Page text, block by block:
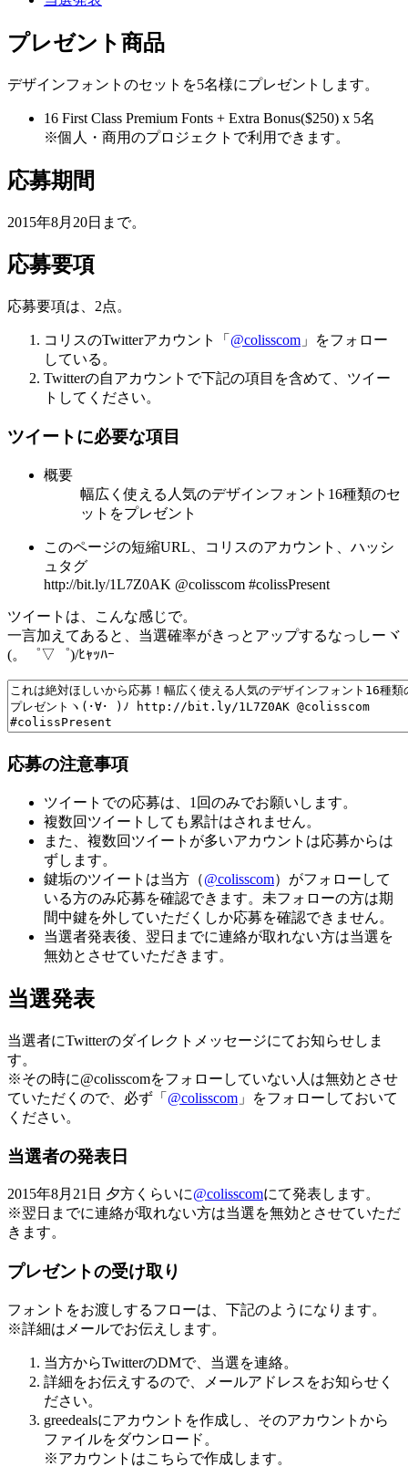
プレゼント商品
デザインフォントのセットを5名様にプレゼントします。
16 First Class Premium Fonts + Extra Bonus($250) x 5名
※個人・商用のプロジェクトで利用できます。
応募期間
2015年8月20日まで。
応募要項
応募要項は、2点。
コリスのTwitterアカウント「 @colisscom 」をフォロー
している。
Twitterの自アカウントで下記の項目を含めて、ツイー
トしてください。
ツイートに必要な項目
概要
幅広く使える人気のデザインフォント16種類のセ
ットをプレゼント
このページの短縮URL、コリスのアカウント、ハッシ
ュタグ
http://bit.ly/1L7Z0AK @colisscom #colissPresent
ツイートは、こんな感じで。
一言加えてあると、当選確率がきっとアップするなっしーヾ
(。゜▽゜)/ﾋｬｯﾊｰ
応募の注意事項
ツイートでの応募は、1回のみでお願いします。
複数回ツイートしても累計はされません。
また、複数回ツイートが多いアカウントは応募からは
ずします。
鍵垢のツイートは当方（@colisscom）がフォローして
いる方のみ応募を確認できます。未フォローの方は期
間中鍵を外していただくしか応募を確認できません。
当選者発表後、翌日までに連絡が取れない方は当選を
無効とさせていただきます。
当選発表
当選者にTwitterのダイレクトメッセージにてお知らせしま
す。
※その時に@colisscomをフォローしていない人は無効とさせ
ていただくので、 必ず「 @colisscom 」をフォロー しておいて
ください。
当選者の発表日
2015年8月21日 夕方くらいに@colisscomにて発表します。
※翌日までに連絡が取れない方は当選を無効とさせていただ
きます。
プレゼントの受け取り
フォントをお渡しするフローは、下記のようになります。
※詳細はメールでお伝えします。
当方からTwitterのDMで、当選を連絡。
詳細をお伝えするので、メールアドレスをお知らせく
ださい。
greedealsにアカウントを作成し、そのアカウントから
ファイルをダウンロード。
※アカウントはこちらで作成します。